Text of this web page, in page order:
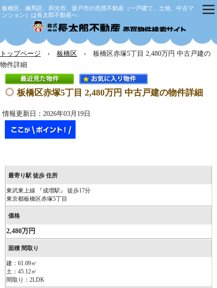
板橋区、練馬区、和光市、坂戸市の売買不動産（一戸建て、土地、中古マ
ンション）は長太郎不動産へ
トップページ › 板橋区
› 板橋区赤塚5丁目 2,480万円 中古戸建の
物件詳細
板橋区赤塚5丁目 2,480万円 中古戸建の物件詳細
情報更新日：2026年03月19日
東武東上線 『成増駅』 徒歩17分
東京都板橋区赤塚5丁目
2,480万円
建：61.09㎡
土：45.12㎡
間取り：2LDK